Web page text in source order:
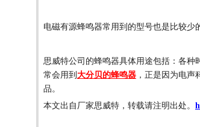
电磁有源蜂鸣器常用到的型号也是比较少
思威特公司的蜂鸣器具体用途包括：各
常会用到 大分贝的蜂鸣器 ，正是因为电
品。
本文出自厂家思威特，转载请注明出处。